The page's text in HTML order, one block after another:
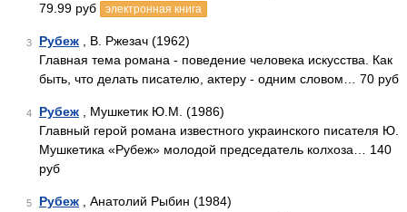
79.99 руб
электронная книга
3 Рубеж , В. Ржезач (1962)
Главная тема романа - поведение человека искусства. Как
быть, что делать писателю, актеру - одним словом… 70 руб
4 Рубеж , Мушкетик Ю.М. (1986)
Главный герой романа известного украинского писателя Ю.
Мушкетика «Рубеж» молодой председатель колхоза… 140
руб
5 Рубеж , Анатолий Рыбин (1984)